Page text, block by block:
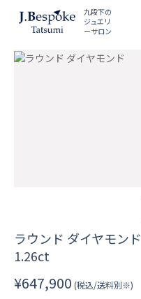
九段下の
ジュエリ
ーサロン
ラウンド ダイヤモンド
1.26ct
¥647,900 (税込/送料別※)